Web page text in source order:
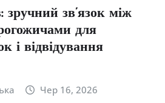
зручний зв’язок між
для
і відвідування
Чер 16, 2026